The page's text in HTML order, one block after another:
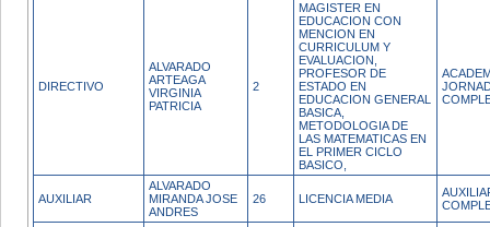
DIRECTIVO
ALVARADO
ARTEAGA
VIRGINIA
PATRICIA
2
MAGISTER EN
EDUCACION CON
MENCION EN
CURRICULUM Y
EVALUACION,
PROFESOR DE
ESTADO EN
EDUCACION GENERAL
BASICA,
METODOLOGIA DE
LAS MATEMATICAS EN
EL PRIMER CICLO
BASICO,
AUXILIAR
ALVARADO
MIRANDA JOSE
ANDRES
26 LICENCIA MEDIA